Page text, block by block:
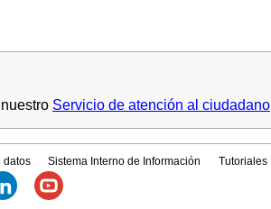
Servicio de atención al ciudadano
datos Sistema Interno de Información Tutoriales